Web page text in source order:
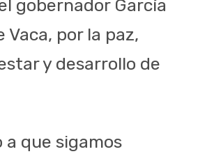
gobernador García
Vaca, por la paz,
y desarrollo de
a que sigamos